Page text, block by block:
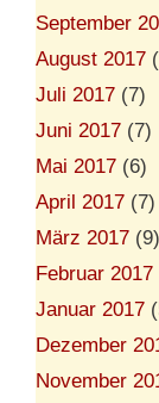
September
August 2017
Juli 2017 (7)
Juni 2017 (7)
Mai 2017 (6)
April 2017 (7)
März 2017 (9)
Februar 2017
Januar 2017
Dezember
November